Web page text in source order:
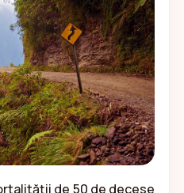
de 50 de decese